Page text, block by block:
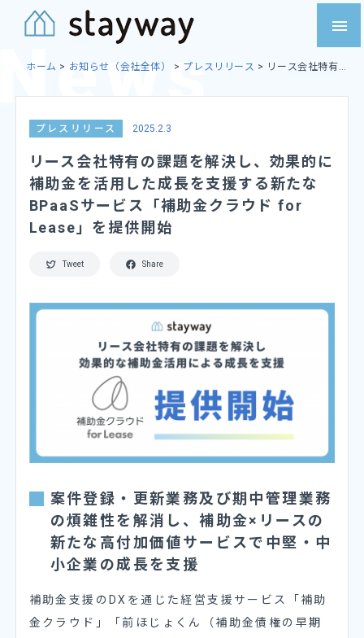
menu
ホーム > お知らせ（会社全体） > プレスリリース >
プレスリリース 2025.2.3
リース会社特有の課題を解決し、効果的に
補助金を活用した成長を支援する新たな
BPaaSサービス「補助金クラウド for
Lease」を提供開始
Tweet Share
案件登録・更新業務及び期中管理業務
の煩雑性を解消し、補助金×リースの
新たな高付加価値サービスで中堅・中
小企業の成長を支援
補助金支援のDXを通じた経営支援サービス「補助
金クラウド」「前ほじょくん（補助金債権の早期